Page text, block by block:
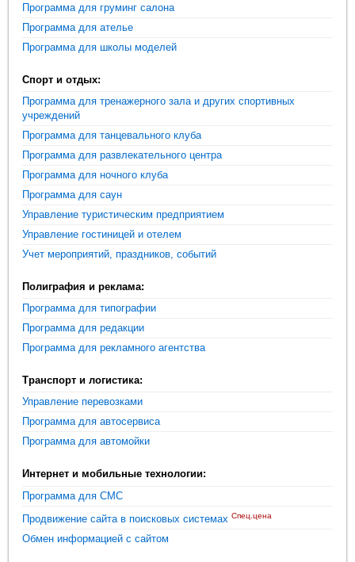
Программа для груминг салона
Программа для ателье
Программа для школы моделей
Спорт и отдых:
Программа для тренажерного зала и других спортивных
учреждений
Программа для танцевального клуба
Программа для развлекательного центра
Программа для ночного клуба
Программа для саун
Управление туристическим предприятием
Управление гостиницей и отелем
Учет мероприятий, праздников, событий
Полиграфия и реклама:
Программа для типографии
Программа для редакции
Программа для рекламного агентства
Транспорт и логистика:
Управление перевозками
Программа для автосервиса
Программа для автомойки
Интернет и мобильные технологии:
Программа для СМС
Продвижение сайта в поисковых системах Спец.цена
Обмен информацией с сайтом